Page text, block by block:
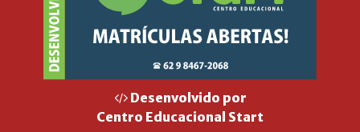
Desenvolvido por
Centro Educacional Start